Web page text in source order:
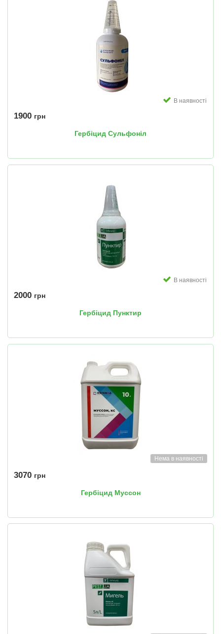
В наявності
1900 грн
Гербіцид Сульфоніл
В наявності
2000 грн
Гербіцид Пунктир
Нема в наявності
3070 грн
Гербіцид Муссон